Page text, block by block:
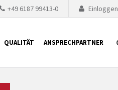
Einloggen
+49 6187 99413-0
QUALITÄT ANSPRECHPARTNER